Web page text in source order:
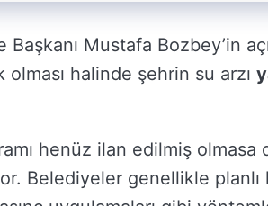
Mustafa Bozbey’in
olması halinde şehrin su arzı
henüz ilan edilmiş olmasa
Belediyeler genellikle planlı